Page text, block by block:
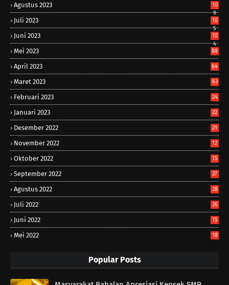
Agustus 2023
10
9
Juli 2023
10
5
Juni 2023
10
4
Mei 2023 88
April 2023 64
Maret 2023 63
Februari 2023 24
Januari 2023 22
Desember 2022 21
November 2022 12
Oktober 2022 15
September 2022 27
Agustus 2022 28
Juli 2022 26
Juni 2022 15
Mei 2022 18
Popular Posts